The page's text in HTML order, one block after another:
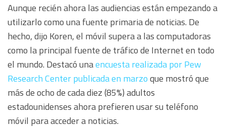
Aunque recién ahora las audiencias están empezando a
utilizarlo como una fuente primaria de noticias. De
hecho, dijo Koren, el móvil supera a las computadoras
como la principal fuente de tráfico de Internet en todo
el mundo. Destacó unaencuesta realizada por Pew
Research Center publicada en marzoque mostró que
más de ocho de cada diez (85%) adultos
estadounidenses ahora prefieren usar su teléfono
móvil para acceder a noticias.